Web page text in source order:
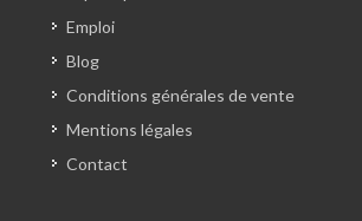
Emploi
Blog
Conditions générales de vente
Mentions légales
Contact